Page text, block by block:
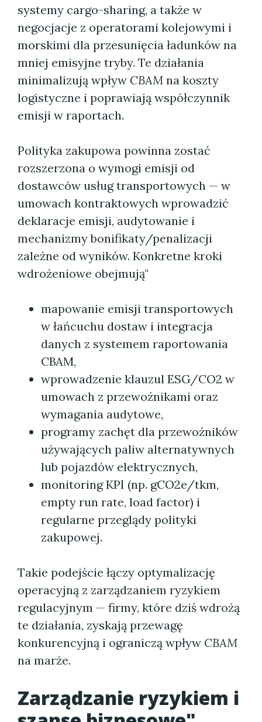
systemy cargo-sharing, a także w
negocjacje z operatorami kolejowymi i
morskimi dla przesunięcia ładunków na
mniej emisyjne tryby. Te działania
minimalizują wpływ CBAM na koszty
logistyczne i poprawiają współczynnik
emisji w raportach.
Polityka zakupowa powinna zostać
rozszerzona o wymogi emisji od
dostawców usług transportowych — w
umowach kontraktowych wprowadzić
deklaracje emisji, audytowanie i
mechanizmy bonifikaty/penalizacji
zależne od wyników. Konkretne kroki
wdrożeniowe obejmują"
mapowanie emisji transportowych
w łańcuchu dostaw i integracja
danych z systemem raportowania
CBAM,
wprowadzenie klauzul ESG/CO2 w
umowach z przewoźnikami oraz
wymagania audytowe,
programy zachęt dla przewoźników
używających paliw alternatywnych
lub pojazdów elektrycznych,
monitoring KPI (np. gCO2e/tkm,
empty run rate, load factor) i
regularne przeglądy polityki
zakupowej.
Takie podejście łączy optymalizację
operacyjną z zarządzaniem ryzykiem
regulacyjnym — firmy, które dziś wdrożą
te działania, zyskają przewagę
konkurencyjną i ograniczą wpływ CBAM
na marże.
Zarządzanie ryzykiem i